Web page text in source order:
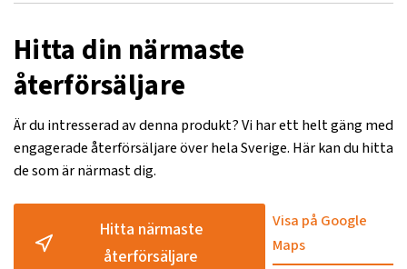
Hitta din närmaste
återförsäljare
Är du intresserad av denna produkt? Vi har ett helt gäng med
engagerade återförsäljare över hela Sverige. Här kan du hitta
de som är närmast dig.
Hitta närmaste
återförsäljare
Visa på Google
Maps